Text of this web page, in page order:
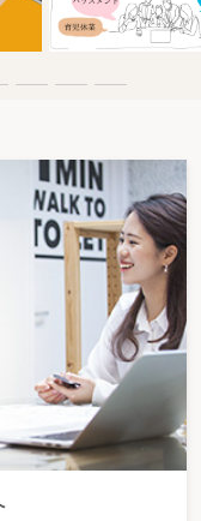
には、法定納期限に納
る規定を適用する特例
翌日までにその納付が
てされたものとみなし
）に関する規定を適用
3、通規1の3③〜
法による国税の納付
（e-Tax）を使用す
報処理組織を使用する
できる入出力用プログ
を使用して国税の納付
法定納期限当日に行う